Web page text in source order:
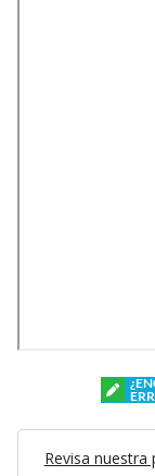
Revisa nuestra